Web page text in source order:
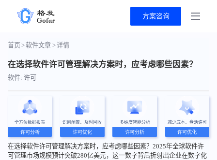
方案咨询
首页>软件文章 >详情
在选择软件许可管理解决方案时，应考虑哪些因素？
软件: 许可
全方位数据报表
许可分析
识别闲置、及时回收
许可优化
多维度智能分析
许可分析
减少成本、盘活许可
许可优化
在选择软件许可管理解决方案时，应考虑哪些因素？2025年全球软件许
可管理市场规模预计突破280亿美元，这一数字背后折射出企业在数字化